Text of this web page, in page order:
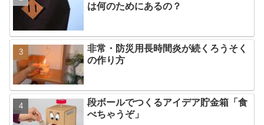
は何のためにあるの？
非常・防災用長時間炎が続くろうそく
の作り方
段ボールでつくるアイデア貯金箱「食
べちゃうぞ」